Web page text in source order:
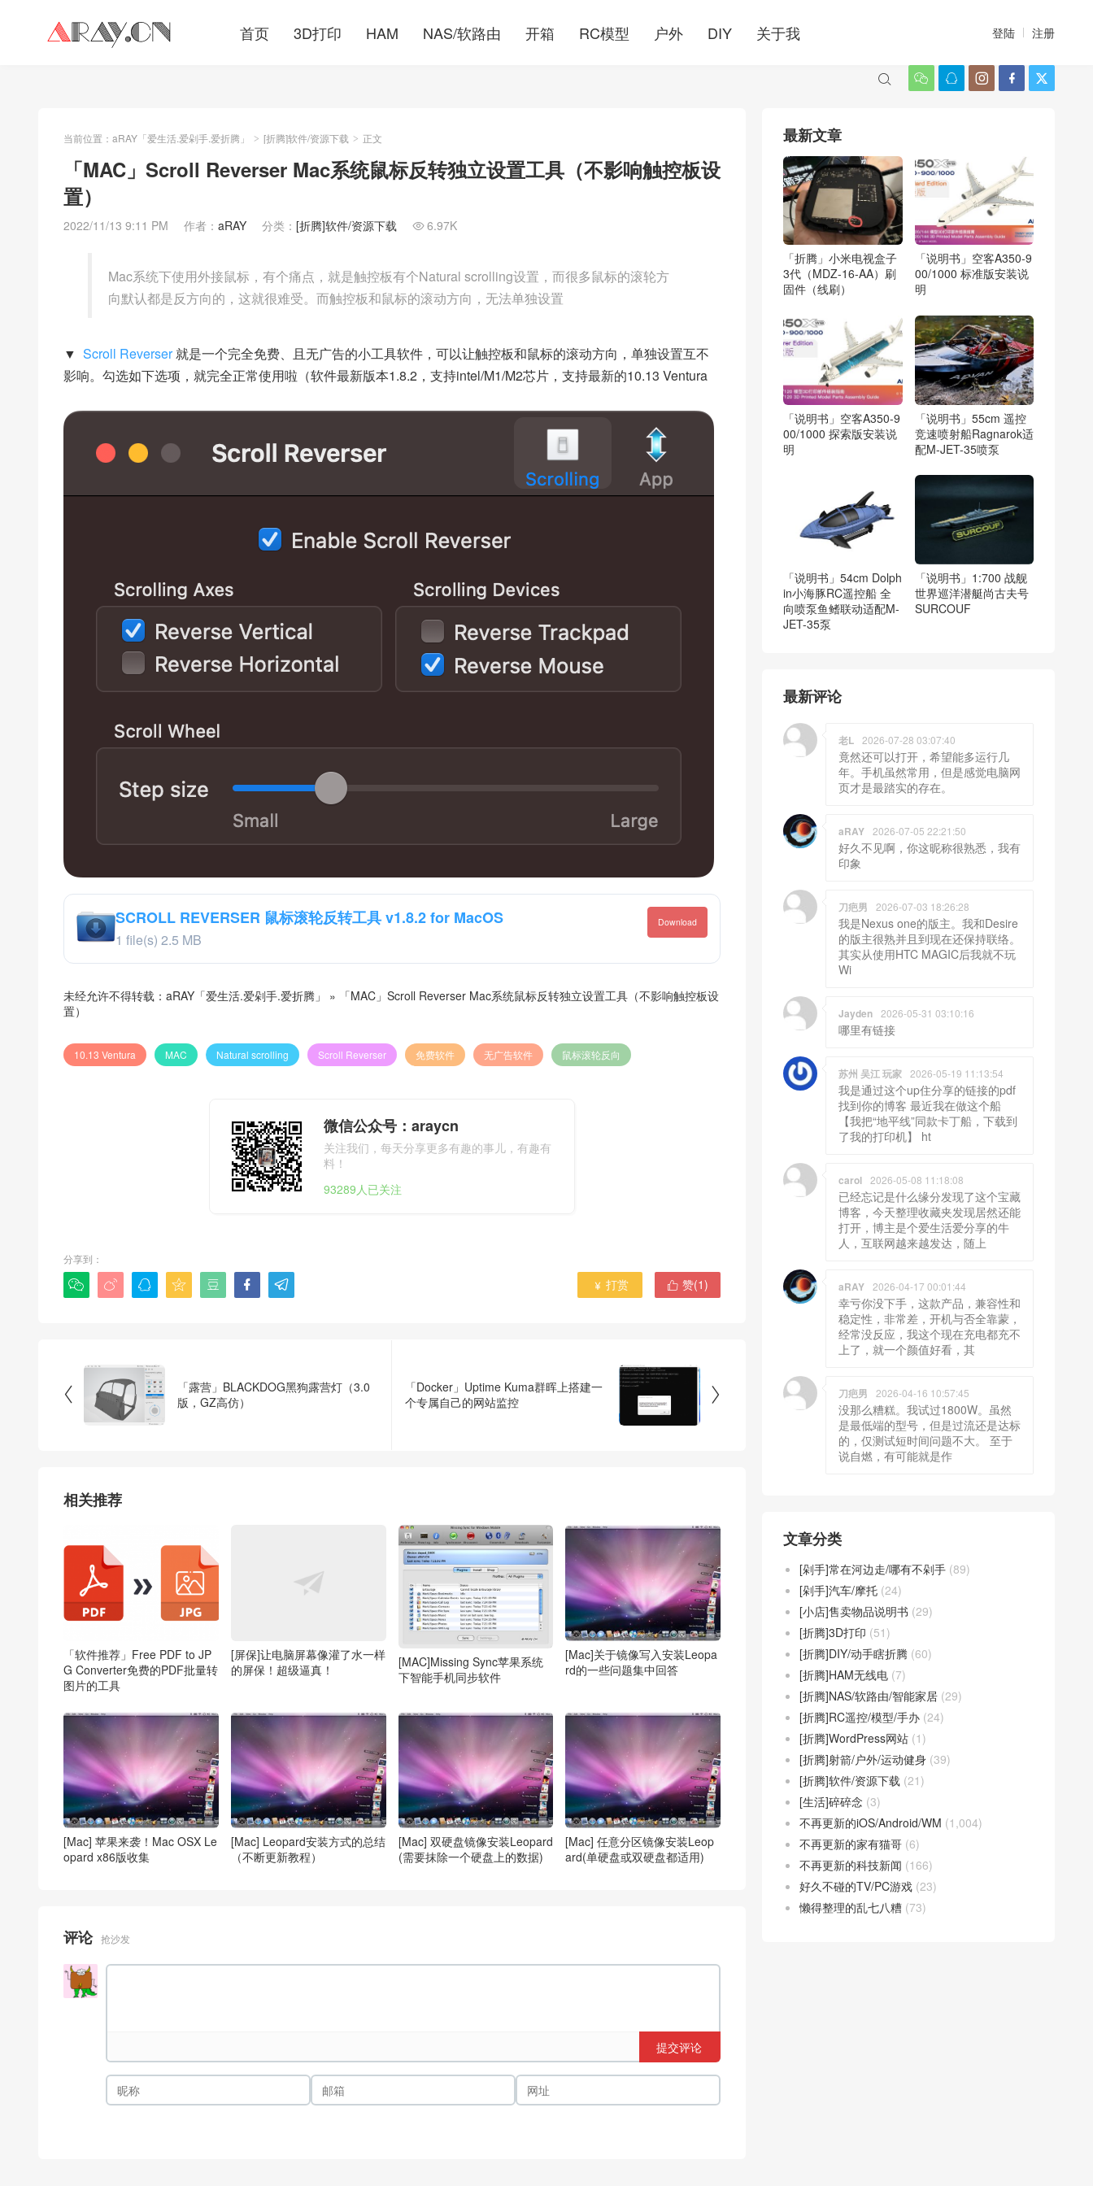
首页 3D打印 HAM NAS/软路由 开箱 RC模型 户外 DIY 关于我 登陆 注册
    

当前位置： aRAY「爱生活.爱剁手.爱折腾」 > [折腾]软件/资源下载 > 正文
「MAC」Scroll Reverser Mac系统鼠标反转独立设置工具（不影响触控板设
置）
2022/11/13 9:11 PM 作者： aRAY 分类： [折腾]软件/资源下载  6.97K
Mac系统下使用外接鼠标，有个痛点，就是触控板有个Natural scrolling设置，而很多鼠标的滚轮方
向默认都是反方向的，这就很难受。而触控板和鼠标的滚动方向，无法单独设置
▼ Scroll Reverser就是一个完全免费、且无广告的小工具软件，可以让触控板和鼠标的滚动方向，单独设置互不
影响。勾选如下选项，就完全正常使用啦（软件最新版本1.8.2，支持intel/M1/M2芯片，支持最新的10.13 Ventura
SCROLL REVERSER 鼠标滚轮反转工具 v1.8.2 for MacOS
1 file(s) 2.5 MB
Download
未经允许不得转载： aRAY「爱生活.爱剁手.爱折腾」 »
「MAC」Scroll Reverser Mac系统鼠标反转独立设置工具（不影响触控板设
置）
10.13 Ventura MAC Natural scrolling Scroll Reverser 免费软件 无广告软件 鼠标滚轮反向
微信公众号：araycn
关注我们，每天分享更多有趣的事儿，有趣有
料！
93289人已关注
分享到：
        赞(1)
 打赏

「露营」BLACKDOG黑狗露营灯（3.0
版，GZ高仿）

「Docker」Uptime Kuma群晖上搭建一
个专属自己的网站监控
相关推荐
「软件推荐」Free PDF to JP
G Converter免费的PDF批量转
图片的工具
[屏保]让电脑屏幕像灌了水一样
的屏保！超级逼真！
[MAC]Missing Sync苹果系统
下智能手机同步软件
[Mac]关于镜像写入安装Leopa
rd的一些问题集中回答
[Mac] 苹果来袭！Mac OSX Le
opard x86版收集
[Mac] Leopard安装方式的总结
（不断更新教程）
[Mac] 双硬盘镜像安装Leopard
(需要抹除一个硬盘上的数据)
[Mac] 任意分区镜像安装Leop
ard(单硬盘或双硬盘都适用)
评论 抢沙发
提交评论
最新文章
「折腾」小米电视盒子
3代（MDZ-16-AA）刷
固件（线刷）
「说明书」空客A350-9
00/1000 标准版安装说
明
「说明书」空客A350-9
00/1000 探索版安装说
明
「说明书」55cm 遥控
竞速喷射船Ragnarok适
配M-JET-35喷泵
「说明书」54cm Dolph
in小海豚RC遥控船 全
向喷泵鱼鳍联动适配M-
JET-35泵
「说明书」1:700 战舰
世界巡洋潜艇尚古夫号
SURCOUF
最新评论
老L 2026-07-28 03:07:40
竟然还可以打开，希望能多运行几
年。手机虽然常用，但是感觉电脑网
页才是最踏实的存在。
aRAY 2026-07-05 22:21:50
好久不见啊，你这昵称很熟悉，我有
印象
刀疤男 2026-07-03 18:26:28
我是Nexus one的版主。我和Desire
的版主很熟并且到现在还保持联络。
其实从使用HTC MAGIC后我就不玩
Wi
Jayden 2026-05-31 03:10:16
哪里有链接
苏州 吴江 玩家 2026-05-19 11:13:54
我是通过这个up住分享的链接的pdf
找到你的博客 最近我在做这个船
【我把“地平线”同款卡丁船，下载到
了我的打印机】 ht
carol 2026-05-08 11:18:08
已经忘记是什么缘分发现了这个宝藏
博客，今天整理收藏夹发现居然还能
打开，博主是个爱生活爱分享的牛
人，互联网越来越发达，随上
aRAY 2026-04-17 00:01:44
幸亏你没下手，这款产品，兼容性和
稳定性，非常差，开机与否全靠蒙，
经常没反应，我这个现在充电都充不
上了，就一个颜值好看，其
刀疤男 2026-04-16 10:57:45
没那么糟糕。我试过1800W。虽然
是最低端的型号，但是过流还是达标
的，仅测试短时间问题不大。 至于
说自燃，有可能就是作
文章分类
[剁手]常在河边走/哪有不剁手 (89)
[剁手]汽车/摩托 (24)
[小店]售卖物品说明书 (29)
[折腾]3D打印 (51)
[折腾]DIY/动手瞎折腾 (60)
[折腾]HAM无线电 (7)
[折腾]NAS/软路由/智能家居 (29)
[折腾]RC遥控/模型/手办 (24)
[折腾]WordPress网站 (1)
[折腾]射箭/户外/运动健身 (39)
[折腾]软件/资源下载 (21)
[生活]碎碎念 (3)
不再更新的iOS/Android/WM (1,004)
不再更新的家有猫哥 (6)
不再更新的科技新闻 (166)
好久不碰的TV/PC游戏 (23)
懒得整理的乱七八糟 (73)